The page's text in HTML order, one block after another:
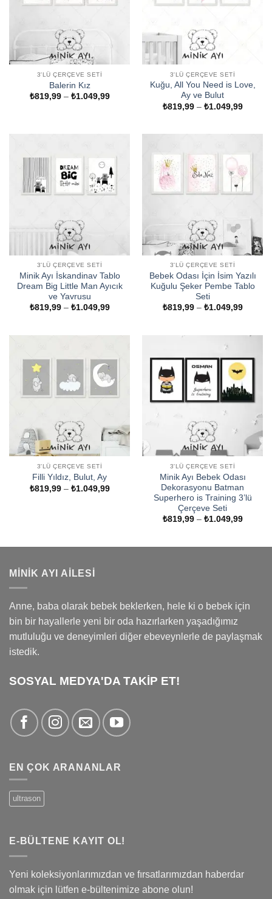
3'LÜ ÇERÇEVE SETI
Balerin Kız
₺819,99 – ₺1.049,99Fiyat
3'LÜ ÇERÇEVE SETI
Kuğu, All You Need is Love,
Ay ve Bulut
₺819,99 – ₺1.049,99Fiyat
3'LÜ ÇERÇEVE SETI
Minik Ayı İskandinav Tablo
Dream Big Little Man Ayıcık
ve Yavrusu
₺819,99 – ₺1.049,99Fiyat
3'LÜ ÇERÇEVE SETI
Bebek Odası İçin İsim Yazılı
Kuğulu Şeker Pembe Tablo
Seti
₺819,99 – ₺1.049,99Fiyat
3'LÜ ÇERÇEVE SETI
Filli Yıldız, Bulut, Ay
₺819,99 – ₺1.049,99Fiyat
3'LÜ ÇERÇEVE SETI
Minik Ayı Bebek Odası
Dekorasyonu Batman
Superhero is Training 3’lü
Çerçeve Seti
₺819,99 – ₺1.049,99Fiyat
MINIK AYI AILESI
Anne, baba olarak bebek beklerken, hele ki o bebek için
bin bir hayallerle yeni bir oda hazırlarken yaşadığımız
mutluluğu ve deneyimleri diğer ebeveynlerle de paylaşmak
istedik.
SOSYAL MEDYA'DA TAKİP ET!
EN ÇOK ARANANLAR
ultrason
E-BÜLTENE KAYIT OL!
Yeni koleksiyonlarımızdan ve fırsatlarımızdan haberdar
olmak için lütfen e-bültenimize abone olun!